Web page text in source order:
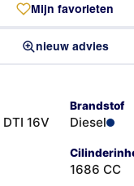
Mijn favorieten
nieuw advies
16V
Brandstof
Diesel
1686 CC